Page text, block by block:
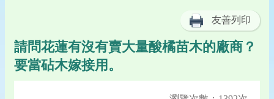
友善列印
請問花蓮有沒有賣大量酸橘苗木的廠商？
要當砧木嫁接用。